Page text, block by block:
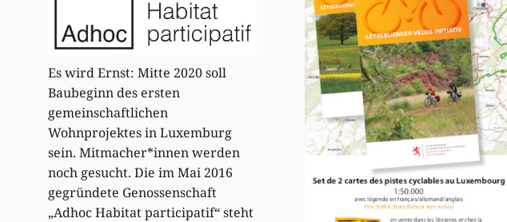
Es wird Ernst: Mitte 2020 soll
Baubeginn des ersten
gemeinschaftlichen
Wohnprojektes in Luxemburg
sein. Mitmacher*innen werden
noch gesucht. Die im Mai 2016
gegründete Genossenschaft
„Adhoc Habitat participatif“ steht